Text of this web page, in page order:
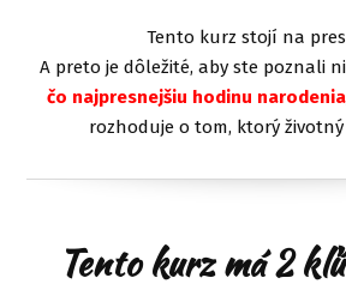
Tento kurz stojí na
A preto je dôležité, aby ste poznali
čo najpresnejšiu hodinu narodenia
rozhoduje o tom, ktorý životný
Tento kurz má 2